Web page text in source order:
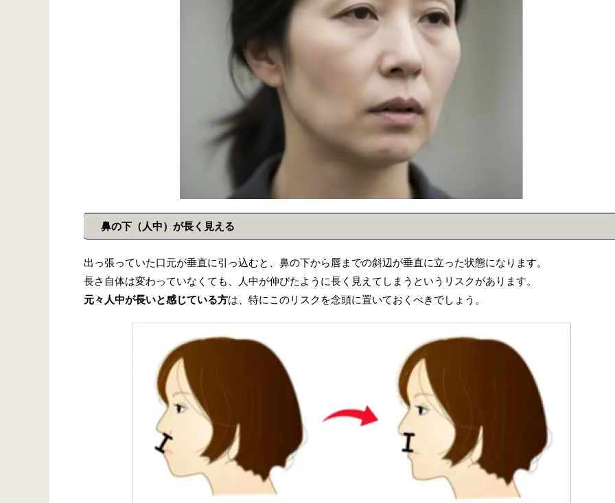
鼻の下（人中）が長く見える
出っ張っていた口元が垂直に引っ込むと、鼻の下から唇までの斜辺が垂直に立った状態になります。
長さ自体は変わっていなくても、人中が伸びたように長く見えてしまうというリスクがあります。
元々人中が長いと感じている方は、特にこのリスクを念頭に置いておくべきでしょう。